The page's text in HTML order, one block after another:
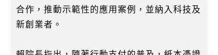
合作，推動示範性的應用案例，並納入科技及
新創業者。